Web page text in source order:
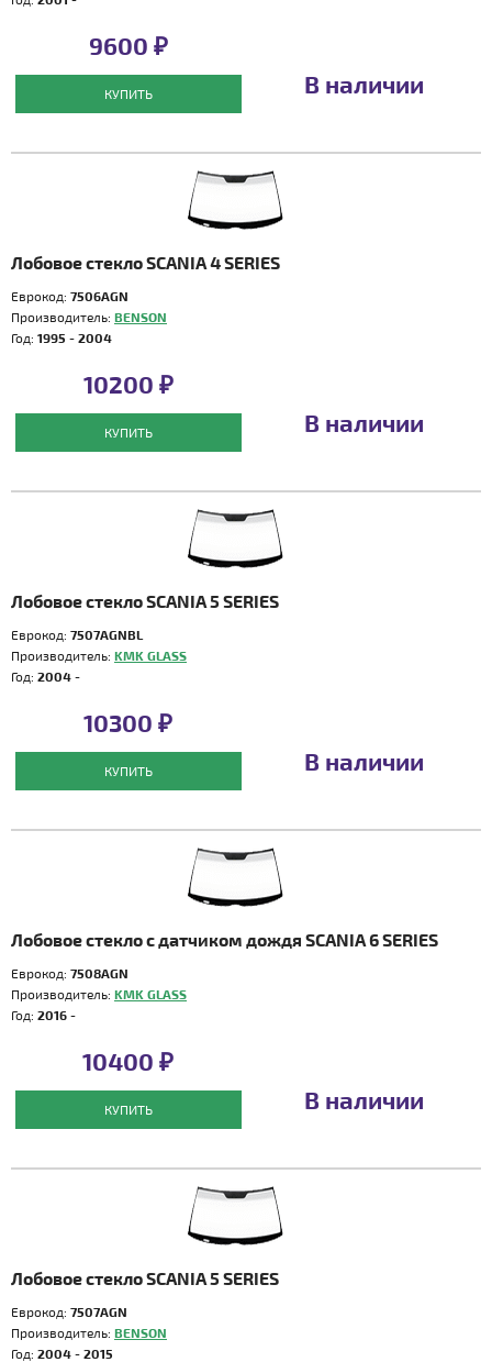
9600 ₽
КУПИТЬ В наличии
Лобовое стекло SCANIA 4 SERIES
Еврокод: 7506AGN
Производитель: BENSON
Год: 1995 - 2004
10200 ₽
КУПИТЬ В наличии
Лобовое стекло SCANIA 5 SERIES
Еврокод: 7507AGNBL
Производитель: KMK GLASS
Год: 2004 -
10300 ₽
КУПИТЬ В наличии
Лобовое стекло с датчиком дождя SCANIA 6 SERIES
Еврокод: 7508AGN
Производитель: KMK GLASS
Год: 2016 -
10400 ₽
КУПИТЬ В наличии
Лобовое стекло SCANIA 5 SERIES
Еврокод: 7507AGN
Производитель: BENSON
Год: 2004 - 2015